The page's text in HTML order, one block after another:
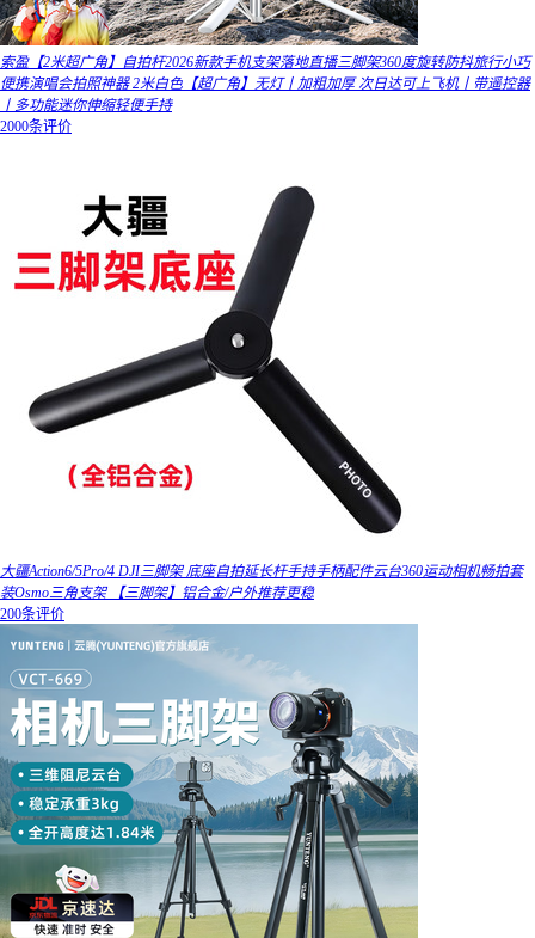
索盈【2米超广角】自拍杆2026新款手机支架落地直播三脚架360度旋转防抖旅行小巧
便携演唱会拍照神器 2米白色【超广角】无灯丨加粗加厚 次日达可上飞机丨带遥控器
丨多功能迷你伸缩轻便手持
2000条评价
大疆Action6/5Pro/4 DJI三脚架 底座自拍延长杆手持手柄配件云台360运动相机畅拍套
装Osmo三角支架 【三脚架】铝合金/户外推荐更稳
200条评价